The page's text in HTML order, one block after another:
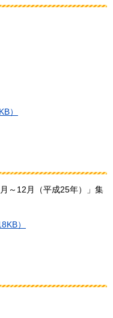
）
～12月（平成25年）」集
）